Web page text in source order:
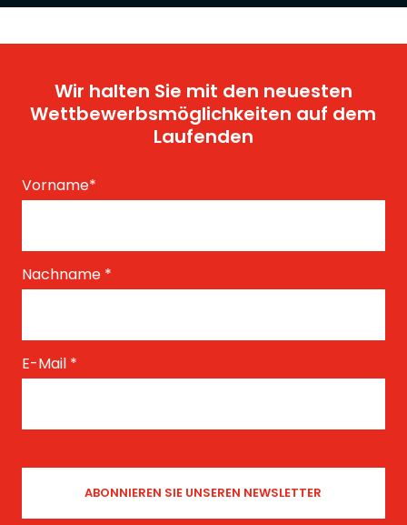
Wir halten Sie mit den neuesten
Wettbewerbsmöglichkeiten auf dem
Laufenden
Vorname*
Nachname *
E-Mail *